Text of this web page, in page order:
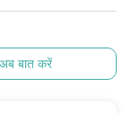
अब बात करें